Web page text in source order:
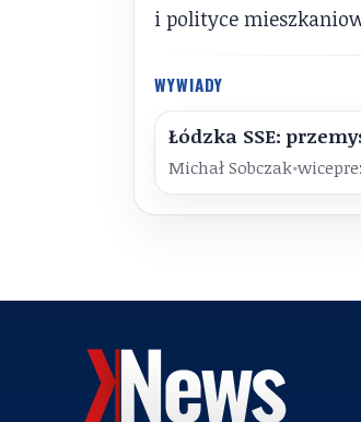
i polityce
WYWIADY
Łódzka SSE:
Michał Sobczak•